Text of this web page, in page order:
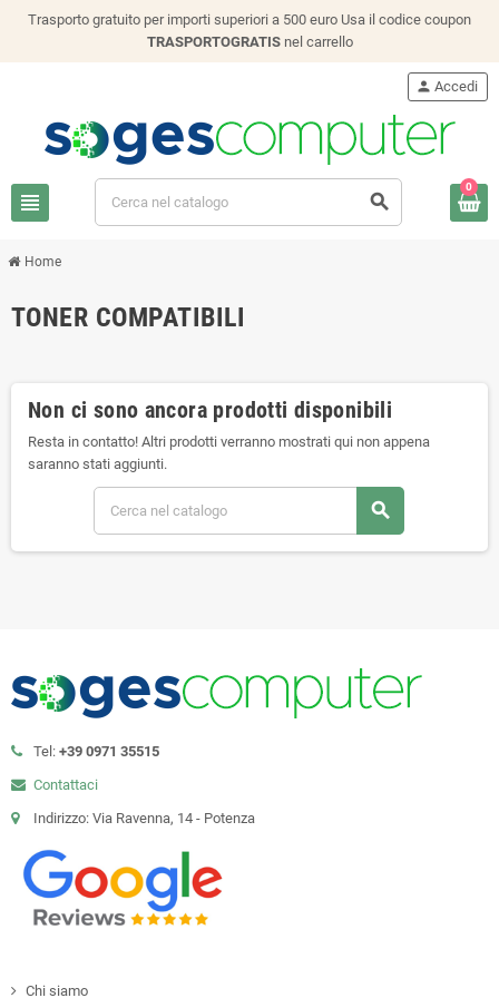
Trasporto gratuito per importi superiori a 500 euro Usa il codice coupon
TRASPORTOGRATISnel carrello
view_headline search
person Accedi
0
Home
TONER COMPATIBILI
Non ci sono ancora prodotti disponibili
Resta in contatto! Altri prodotti verranno mostrati qui non appena
saranno stati aggiunti.
search
Tel: +39 0971 35515
Contattaci
Indirizzo: Via Ravenna, 14 - Potenza
Chi siamo